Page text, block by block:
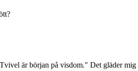
är början på visdom." Det gläder